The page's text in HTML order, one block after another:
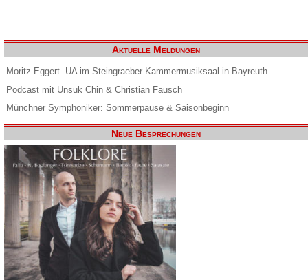
Aktuelle Meldungen
Moritz Eggert. UA im Steingraeber Kammermusiksaal in Bayreuth
Podcast mit Unsuk Chin & Christian Fausch
Münchner Symphoniker: Sommerpause & Saisonbeginn
Neue Besprechungen